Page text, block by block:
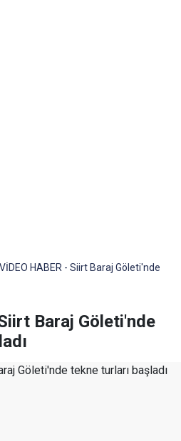
VİDEO HABER - Siirt Baraj Göleti'nde
Baraj Göleti'nde